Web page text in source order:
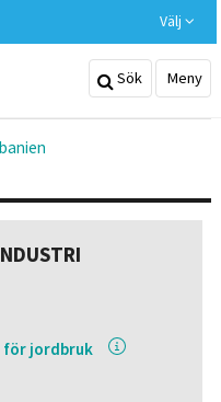
Välj
Sök Meny
för jordbruk